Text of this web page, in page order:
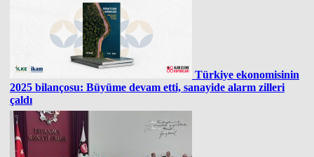
Türkiye ekonomisinin
2025 bilançosu: Büyüme devam etti, sanayide alarm zilleri
çaldı